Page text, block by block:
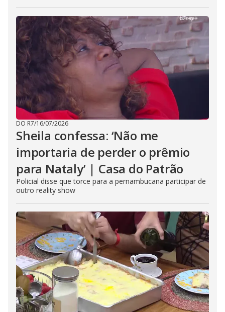
DO R7/16/07/2026
Sheila confessa: ‘Não me
importaria de perder o prêmio
para Nataly’ | Casa do Patrão
Policial disse que torce para a pernambucana participar de
outro reality show